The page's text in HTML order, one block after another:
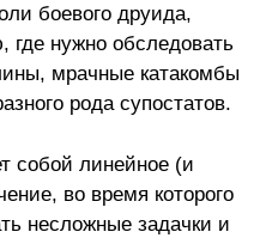
боевого друида,
где нужно обследовать
мрачные катакомбы
рода супостатов.
собой линейное (и
во время которого
несложные задачки и